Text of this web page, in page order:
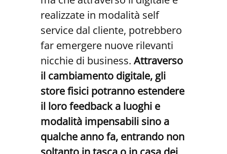
realizzate in modalità self
service dal cliente, potrebbero
far emergere nuove rilevanti
nicchie di business. Attraverso
il cambiamento digitale, gli
store fisici potranno estendere
il loro feedback a luoghi e
modalità impensabili sino a
qualche anno fa, entrando non